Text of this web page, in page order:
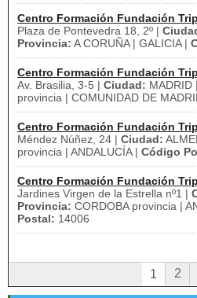
Centro Formación Fundación
Plaza de Pontevedra 18, 2º |
Provincia: A CORUÑA | GALICIA |
Centro Formación Fundación
Av. Brasilia, 3-5 | Ciudad: MADRID |
provincia | COMUNIDAD DE
Centro Formación Fundación
Méndez Núñez, 24 | Ciudad:
provincia | ANDALUCÍA | Código
Centro Formación Fundación
Jardines Virgen de la Estrella nº1 |
Provincia: CORDOBA provincia |
Postal: 14006
1 2